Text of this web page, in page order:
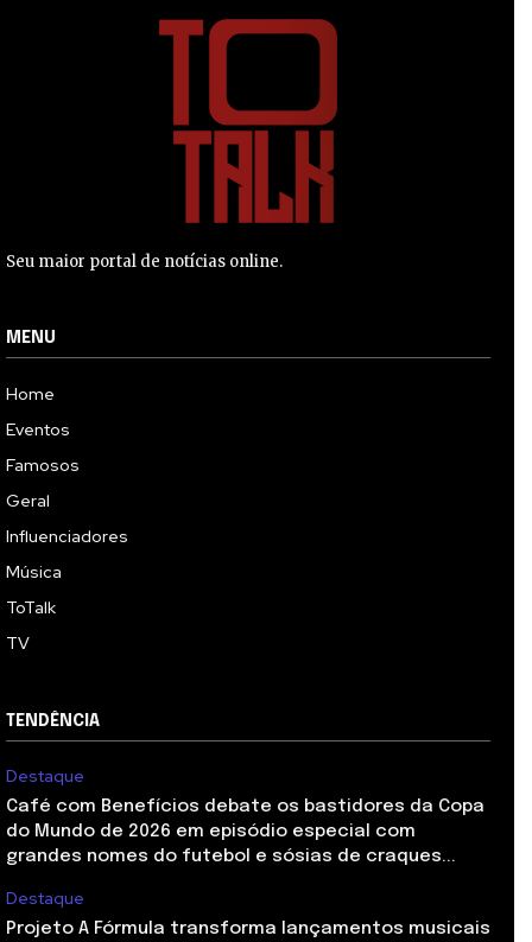
Seu maior portal de notícias online.
MENU
Home
Eventos
Famosos
Geral
Influenciadores
Música
ToTalk
TV
TENDÊNCIA
Destaque
Café com Benefícios debate os bastidores da Copa
do Mundo de 2026 em episódio especial com
grandes nomes do futebol e sósias de craques...
Destaque
Projeto A Fórmula transforma lançamentos musicais